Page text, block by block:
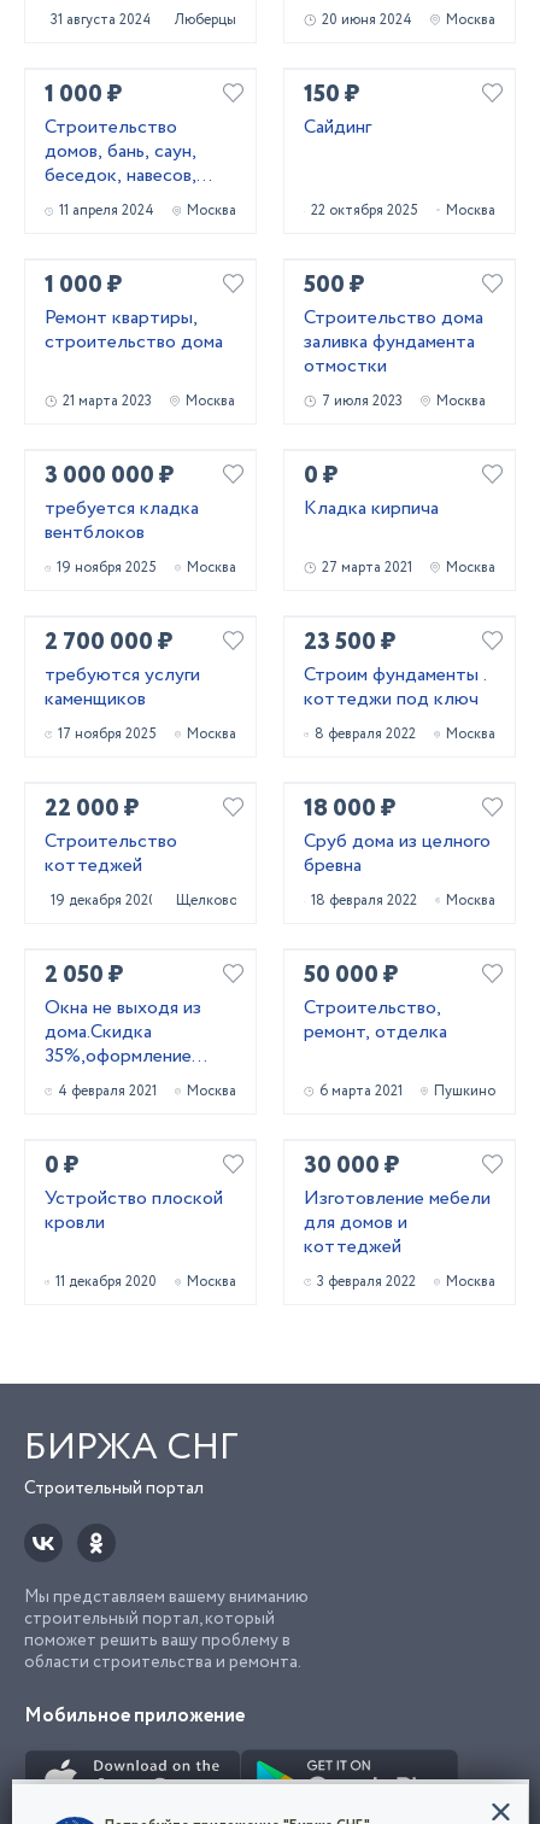
31 августа 2024 Люберцы 20 июня 2024 Москва
1 000 ₽
Строительство
домов, бань, саун,
беседок, навесов,
террас, фундаментов
11 апреля 2024 Москва
150 ₽
Сайдинг
22 октября 2025 Москва
1 000 ₽
Ремонт квартиры,
строительство дома
21 марта 2023 Москва
500 ₽
Строительство дома
заливка фундамента
отмостки
7 июля 2023 Москва
3 000 000 ₽
требуется кладка
вентблоков
19 ноября 2025 Москва
0 ₽
Кладка кирпича
27 марта 2021 Москва
2 700 000 ₽
требуются услуги
каменщиков
17 ноября 2025 Москва
23 500 ₽
Строим фундаменты .
коттеджи под ключ
8 февраля 2022 Москва
22 000 ₽
Строительство
коттеджей
19 декабря 2020 Щелково
18 000 ₽
Сруб дома из целного
бревна
18 февраля 2022 Москва
2 050 ₽
Окна не выходя из
дома.Скидка
35%,оформление
заказа на дому!
Гарантия!!!
4 февраля 2021 Москва
50 000 ₽
Строительство,
ремонт, отделка
6 марта 2021 Пушкино
0 ₽
Устройство плоской
кровли
11 декабря 2020 Москва
30 000 ₽
Изготовление мебели
для домов и
коттеджей
3 февраля 2022 Москва
БИРЖА СНГ
Строительный портал
Мы представляем вашему вниманию
строительный портал, который
поможет решить вашу проблему в
области строительства и ремонта.
Мобильное приложение